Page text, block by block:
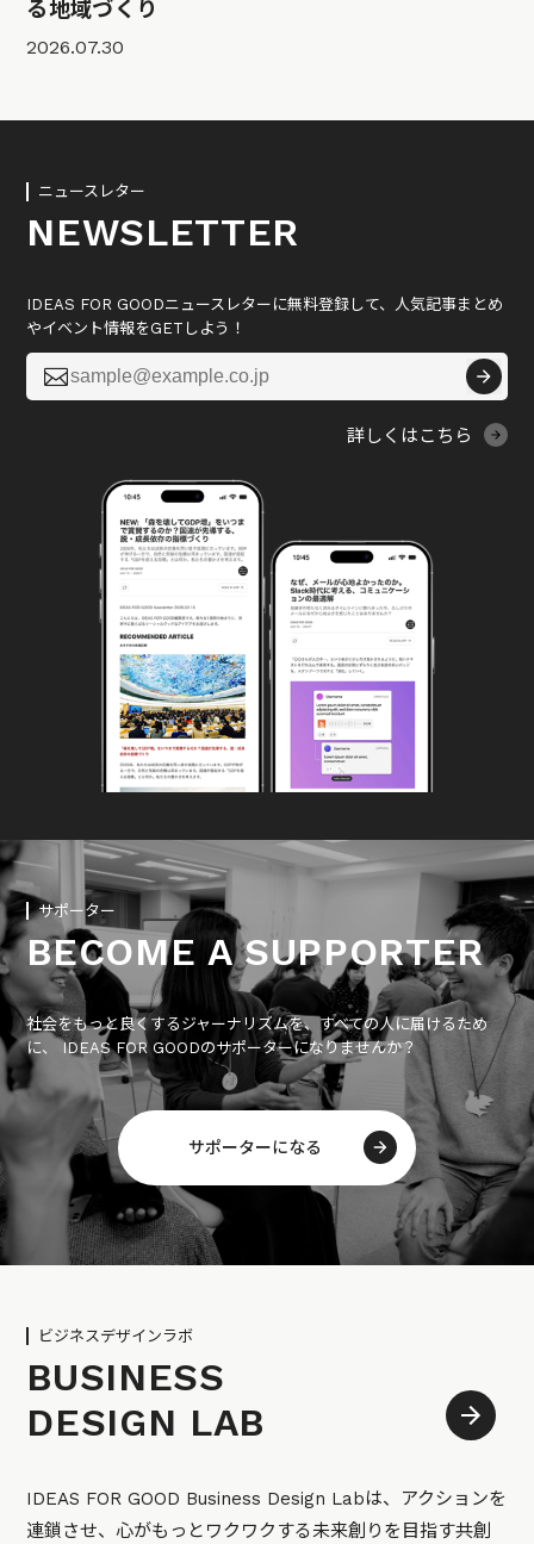
る地域づくり
2026.07.30
ニュースレター
NEWSLETTER
IDEAS FOR GOODニュースレターに無料登録して、人気記事まとめ
やイベント情報をGETしよう！

詳しくはこちら
サポーター
BECOME A SUPPORTER
社会をもっと良くするジャーナリズムを、すべての人に届けるため
に、 IDEAS FOR GOODのサポーターになりませんか？
サポーターになる
ビジネスデザインラボ
BUSINESS
DESIGN LAB
IDEAS FOR GOOD Business Design Labは、アクションを
連鎖させ、心がもっとワクワクする未来創りを目指す共創